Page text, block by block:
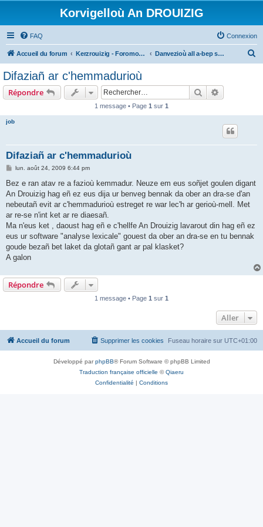
Korvigelloù An DROUIZIG
FAQ Connexion
Accueil du forum Kerzrouizig - Foromoù An Drouizig Danvezioù all a-bep seurt
Difaziañ ar c'hemmadurioù
Répondre Rechercher
1 message • Page 1 sur 1
job
Difaziañ ar c'hemmadurioù
M
s
a
g
lun. août 24, 2009 6:44 pm
Bez e ran atav re a fazioù kemmadur. Neuze em eus soñjet goulen digant
An Drouizig hag eñ ez eus dija ur benveg bennak da ober an dra-se d'an
nebeutañ evit ar c'hemmadurioù estreget re war lec'h ar gerioù-mell. Met
ar re-se n'int ket ar re diaesañ.
Ma n'eus ket , daoust hag eñ e c'hellfe An Drouizig lavarout din hag eñ ez
eus ur software "analyse lexicale" gouest da ober an dra-se en tu bennak
goude bezañ bet laket da glotañ gant ar pal klasket?
A galon
Répondre
1 message • Page 1 sur 1
Aller
Accueil du forum Fuseau horaire sur UTC+01:00
Supprimer les cookies
Développé parphpBB® Forum Software © phpBB Limited
Traduction française officielle ©Qiaeru
Confidentialité | Conditions